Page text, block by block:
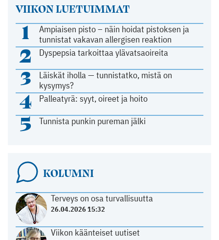
VIIKON LUETUIMMAT
1
Ampiaisen pisto – näin hoidat pistoksen ja
tunnistat vakavan allergisen reaktion
2 Dyspepsia tarkoittaa ylävatsaoireita
3
Läiskät iholla — tunnistatko, mistä on
kysymys?
4 Palleatyrä: syyt, oireet ja hoito
5 Tunnista punkin pureman jälki
KOLUMNI
Terveys on osa turvallisuutta
26.04.2026 15:32
Viikon käänteiset uutiset